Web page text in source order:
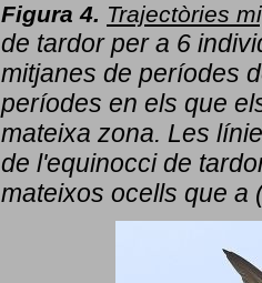
Figura 4. Trajectòries
de tardor per a 6
mitjanes de períodes
períodes en els que
mateixa zona. Les
de l'equinocci de
mateixos ocells que a